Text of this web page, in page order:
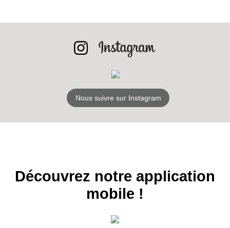
Nous suivre sur Instagram
Découvrez notre application
mobile !